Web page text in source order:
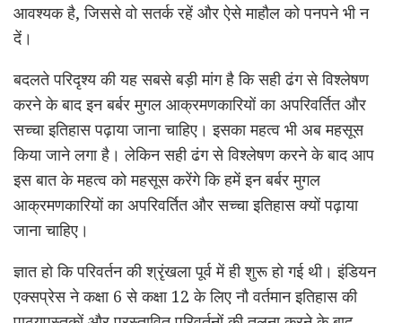
आवश्यक है, जिससे वो सतर्क रहें और ऐसे माहौल को पनपने भी न
दें।
बदलते परिदृश्य की यह सबसे बड़ी मांग है कि सही ढंग से विश्लेषण
करने के बाद इन बर्बर मुगल आक्रमणकारियों का अपरिवर्तित और
सच्चा इतिहास पढ़ाया जाना चाहिए। इसका महत्व भी अब महसूस
किया जाने लगा है। लेकिन सही ढंग से विश्लेषण करने के बाद आप
इस बात के महत्व को महसूस करेंगे कि हमें इन बर्बर मुगल
आक्रमणकारियों का अपरिवर्तित और सच्चा इतिहास क्यों पढ़ाया
जाना चाहिए।
ज्ञात हो कि परिवर्तन की श्रृंखला पूर्व में ही शुरू हो गई थी। इंडियन
एक्सप्रेस ने कक्षा 6 से कक्षा 12 के लिए नौ वर्तमान इतिहास की